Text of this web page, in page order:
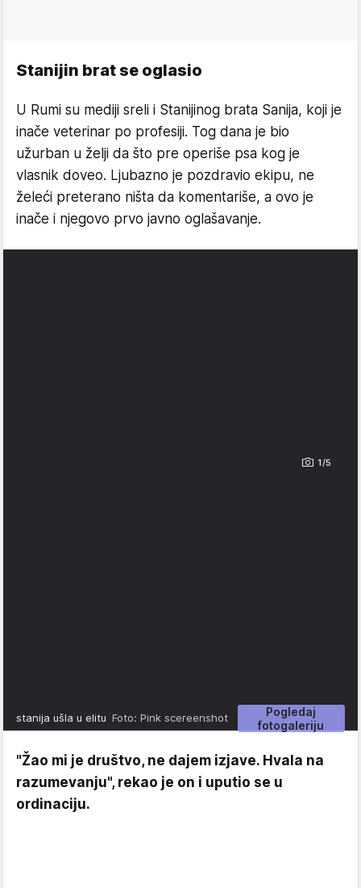
Stanijin brat se oglasio
U Rumi su mediji sreli i Stanijinog brata Sanija, koji je
inače veterinar po profesiji. Tog dana je bio
užurban u želji da što pre operiše psa kog je
vlasnik doveo. Ljubazno je pozdravio ekipu, ne
želeći preterano ništa da komentariše, a ovo je
inače i njegovo prvo javno oglašavanje.
1/5
Pogledaj
fotogaleriju
stanija ušla u elitu Foto: Pink scereenshot
"Žao mi je društvo, ne dajem izjave. Hvala na
razumevanju", rekao je on i uputio se u
ordinaciju.